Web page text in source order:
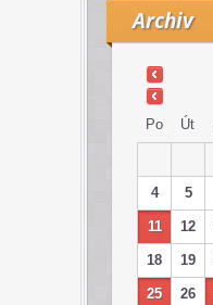
Archiv
Po
Út
4 5
11 12
18 19
25 26